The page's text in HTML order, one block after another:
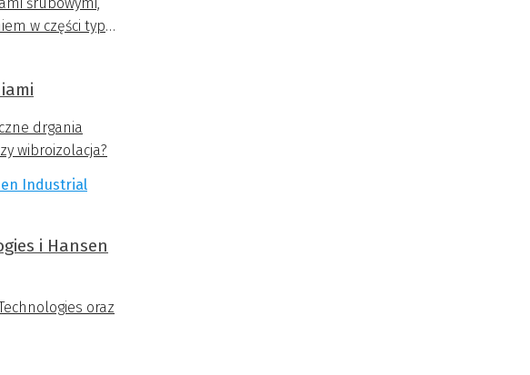
w części typu
drgania
wibroizolacja?
i Hansen
oraz